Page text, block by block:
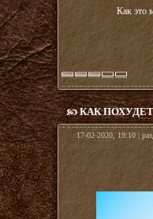
Как это
КАК
17-02-2020, 19:10 |